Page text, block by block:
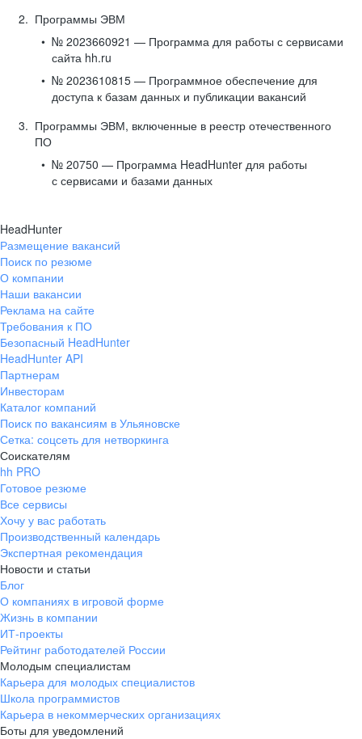
Программы ЭВМ
№ 2023660921 — Программа для работы с сервисами
сайта hh.ru
№ 2023610815 — Программное обеспечение для
доступа к базам данных и публикации вакансий
Программы ЭВМ, включенные в реестр отечественного
ПО
№ 20750 — Программа HeadHunter для работы
с сервисами и базами данных
HeadHunter
Размещение вакансий
Поиск по резюме
О компании
Наши вакансии
Реклама на сайте
Требования к ПО
Безопасный HeadHunter
HeadHunter API
Партнерам
Инвесторам
Каталог компаний
Поиск по вакансиям в Ульяновске
Сетка: соцсеть для нетворкинга
Соискателям
hh PRO
Готовое резюме
Все сервисы
Хочу у вас работать
Производственный календарь
Экспертная рекомендация
Новости и статьи
Блог
О компаниях в игровой форме
Жизнь в компании
ИТ-проекты
Рейтинг работодателей России
Молодым специалистам
Карьера для молодых специалистов
Школа программистов
Карьера в некоммерческих организациях
Боты для уведомлений